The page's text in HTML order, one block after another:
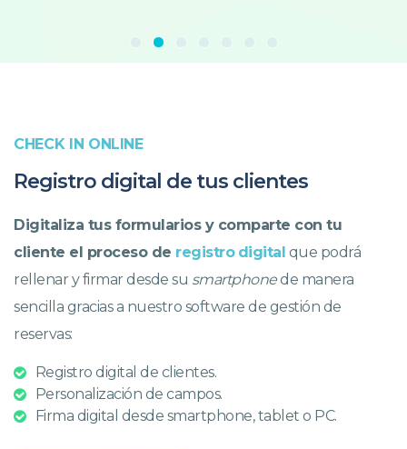
CHECK IN ONLINE
Registro digital de tus clientes
Digitaliza tus formularios y comparte con tu
cliente el proceso de registro digital que podrá
rellenar y firmar desde su smartphonede manera
sencilla gracias a nuestro software de gestión de
reservas:
Registro digital de clientes.
Personalización de campos.
Firma digital desde smartphone, tablet o PC.